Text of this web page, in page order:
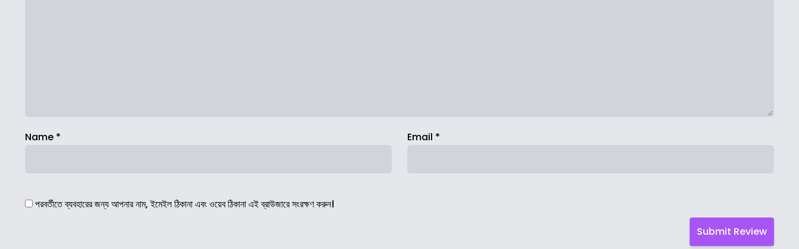
Name * Email *
পরবর্তীতে ব্যবহারের জন্য আপনার নাম, ইমেইল ঠিকানা এবং ওয়েব ঠিকানা এই ব্রাউজারে সংরক্ষণ করুন।